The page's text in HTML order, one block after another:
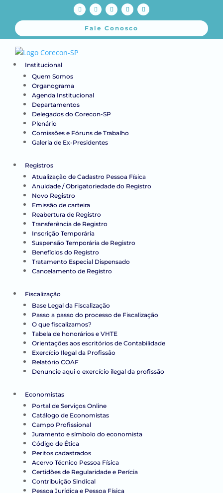
Fale Conosco
Institucional
Quem Somos
Organograma
Agenda Institucional
Departamentos
Delegados do Corecon-SP
Plenário
Comissões e Fóruns de Trabalho
Galeria de Ex-Presidentes
Registros
Atualização de Cadastro Pessoa Física
Anuidade / Obrigatoriedade do Registro
Novo Registro
Emissão de carteira
Reabertura de Registro
Transferência de Registro
Inscrição Temporária
Suspensão Temporária de Registro
Benefícios do Registro
Tratamento Especial Dispensado
Cancelamento de Registro
Fiscalização
Base Legal da Fiscalização
Passo a passo do processo de Fiscalização
O que fiscalizamos?
Tabela de honorários e VHTE
Orientações aos escritórios de Contabilidade
Exercício Ilegal da Profissão
Relatório COAF
Denuncie aqui o exercício ilegal da profissão
Economistas
Portal de Serviços Online
Catálogo de Economistas
Campo Profissional
Juramento e símbolo do economista
Código de Ética
Peritos cadastrados
Acervo Técnico Pessoa Física
Certidões de Regularidade e Perícia
Contribuição Sindical
Pessoa Jurídica e Pessoa Física